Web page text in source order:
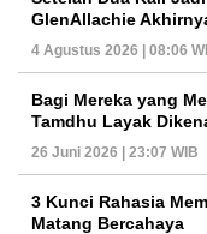
GlenAllachie
4 Agustus 2026 | 08:06
Bagi Mereka yang
Tamdhu Layak
26 Juni 2026 | 23:07 WIB
3 Kunci Rahasia
Matang Bercahaya